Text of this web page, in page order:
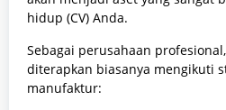
hidup (CV) Anda.
Sebagai perusahaan
diterapkan biasanya mengikuti
manufaktur: